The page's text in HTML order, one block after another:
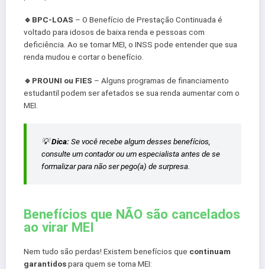
🔹️BPC-LOAS – O Benefício de Prestação Continuada é
voltado para idosos de baixa renda e pessoas com
deficiência. Ao se tornar MEI, o INSS pode entender que sua
renda mudou e cortar o benefício.
🔹️PROUNI ou FIES – Alguns programas de financiamento
estudantil podem ser afetados se sua renda aumentar com o
MEI.
💡Dica:Se você recebe algum desses benefícios,
consulte um contador ou um especialista antes de se
formalizar para não ser pego(a) de surpresa.
Benefícios que NÃO são cancelados
ao virar MEI
Nem tudo são perdas! Existem benefícios que continuam
garantidospara quem se torna MEI: